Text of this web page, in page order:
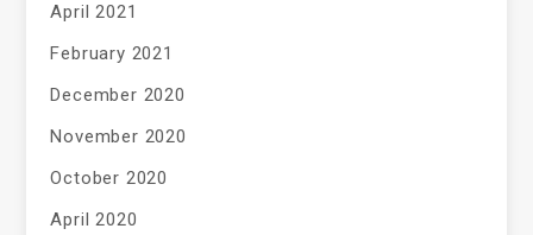
April 2021
February 2021
December 2020
November 2020
October 2020
April 2020